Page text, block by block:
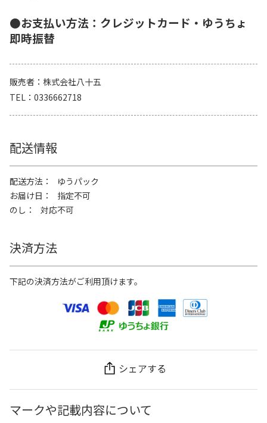
●お支払い方法：クレジットカード・ゆうちょ
即時振替
販売者
株式会社八十五
TEL
0336662718
配送情報
配送方法
ゆうパック
お届け日
指定不可
のし
対応不可
決済方法
下記の決済方法がご利用頂けます。
シェアする
マークや記載内容について